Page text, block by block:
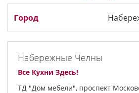
Набережные Челны
Все Кухни Здесь!
ТД "Дом мебели", проспект